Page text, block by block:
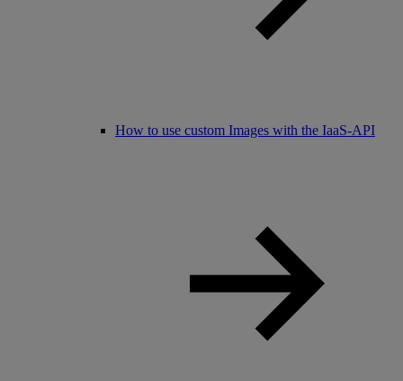
How to use custom Images with the IaaS-API